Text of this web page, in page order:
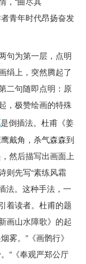
青年时代昂扬奋发
句为第一层，点明
绢上，突然腾起了
二句随即点明：原
，极赞绘画的特殊
是倒插法。杜甫《姜
戴角，杀气森森到
然后描写出画面上
则先写“素练风霜
法。这种手法，一
着读者。杜甫的题
画山水障歌》的起
雾。”《画鹘行》
”《奉观严郑公厅